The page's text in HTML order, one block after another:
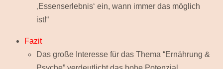
‚Essenserlebnis‘ ein, wann immer das möglich
ist!“
Fazit
Das große Interesse für das Thema “Ernährung &